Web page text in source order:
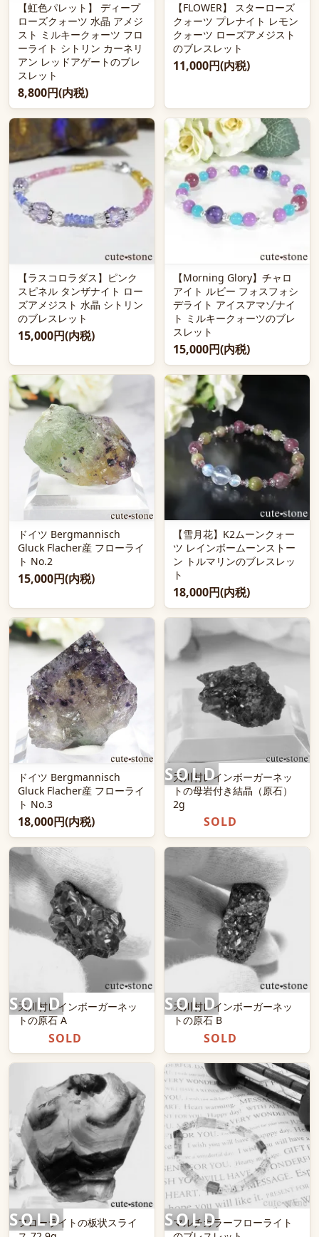
【虹色パレット】 ディープ
ローズクォーツ 水晶 アメジ
スト ミルキークォーツ フロ
ーライト シトリン カーネリ
アン レッドアゲートのブレ
スレット
8,800円(内税)
【FLOWER】 スターローズ
クォーツ プレナイト レモン
クォーツ ローズアメジスト
のブレスレット
11,000円(内税)
【ラスコロラダス】ピンク
スピネル タンザナイト ロー
ズアメジスト 水晶 シトリン
のブレスレット
15,000円(内税)
【Morning Glory】チャロ
アイト ルビー フォスフォシ
デライト アイスアマゾナイ
ト ミルキークォーツのブレ
スレット
15,000円(内税)
ドイツ Bergmannisch
Gluck Flacher産 フローライ
ト No.2
15,000円(内税)
【雪月花】K2ムーンクォー
ツ レインボームーンストー
ン トルマリンのブレスレッ
ト
18,000円(内税)
ドイツ Bergmannisch
Gluck Flacher産 フローライ
ト No.3
18,000円(内税)
天川村レインボーガーネッ
トの母岩付き結晶（原石）
2g
天川村レインボーガーネッ
トの原石 A
天川村レインボーガーネッ
トの原石 B
フローライトの板状スライ
マルチカラーフローライト